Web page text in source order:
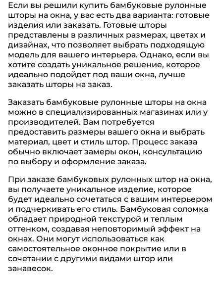
Если вы решили купить бамбуковые рулонные
шторы на окна, у вас есть два варианта: готовые
изделия или заказать. Готовые шторы
представлены в различных размерах, цветах и
дизайнах, что позволяет выбрать подходящую
модель для вашего интерьера. Однако, если вы
хотите создать уникальное решение, которое
идеально подойдет под ваши окна, лучше
заказать шторы на заказ.
Заказать бамбуковые рулонные шторы на окна
можно в специализированных магазинах или у
производителей. Вам потребуется
предоставить размеры вашего окна и выбрать
материал, цвет и стиль штор. Процесс заказа
обычно включает замеры окон, консультацию
по выбору и оформление заказа.
При заказе бамбуковых рулонных штор на окна,
вы получаете уникальное изделие, которое
будет идеально сочетаться с вашим интерьером
и подчеркивать его стиль. Бамбуковая соломка
обладает природной текстурой и теплым
оттенком, создавая неповторимый эффект на
окнах. Они могут использоваться как
самостоятельное оконное покрытие или в
сочетании с другими видами штор или
занавесок.